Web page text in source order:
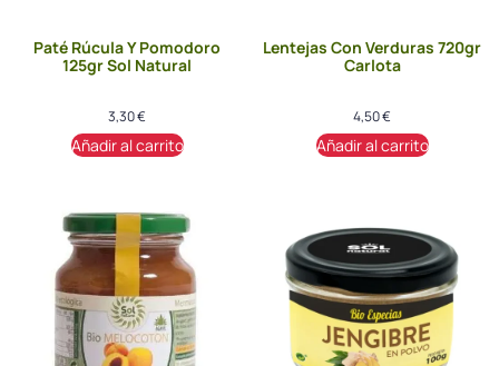
Paté Rúcula Y Pomodoro
125gr Sol Natural
3,30€
Añadir al carrito
Lentejas Con Verduras 720gr
Carlota
4,50€
Añadir al carrito